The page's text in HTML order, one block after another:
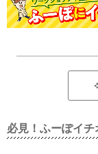
必見！ふーぽイチ